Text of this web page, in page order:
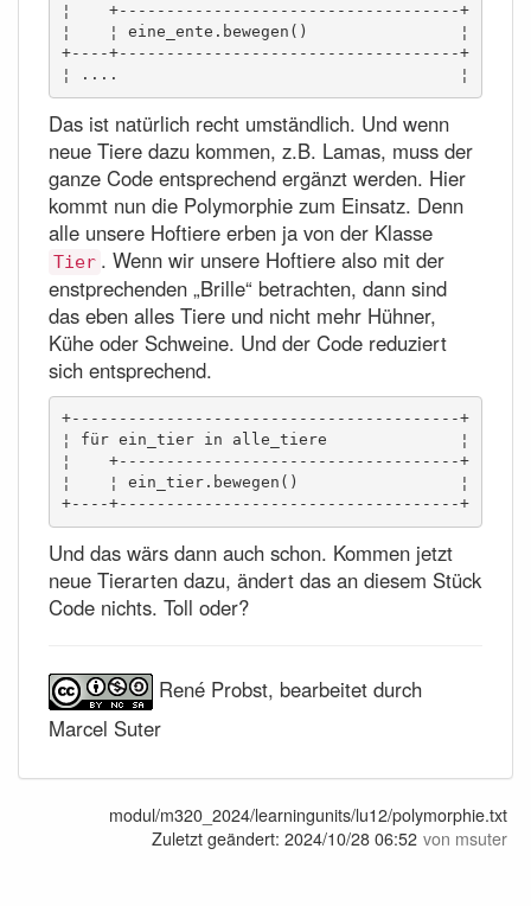
¦    +------------------------------------+
¦    ¦ eine_ente.bewegen()                ¦
+----+------------------------------------+
¦ ....                                    ¦
Das ist natürlich recht umständlich. Und wenn
neue Tiere dazu kommen, z.B. Lamas, muss der
ganze Code entsprechend ergänzt werden. Hier
kommt nun die Polymorphie zum Einsatz. Denn
alle unsere Hoftiere erben ja von der Klasse
Tier . Wenn wir unsere Hoftiere also mit der
enstprechenden „Brille“ betrachten, dann sind
das eben alles Tiere und nicht mehr Hühner,
Kühe oder Schweine. Und der Code reduziert
sich entsprechend.
+-----------------------------------------+
¦ für ein_tier in alle_tiere              ¦
¦    +------------------------------------+
¦    ¦ ein_tier.bewegen()                 ¦
+----+------------------------------------+
Und das wärs dann auch schon. Kommen jetzt
neue Tierarten dazu, ändert das an diesem Stück
Code nichts. Toll oder?
René Probst, bearbeitet durch
Marcel Suter
modul/m320_2024/learningunits/lu12/polymorphie.txt
Zuletzt geändert: 2024/10/28 06:52 von msuter